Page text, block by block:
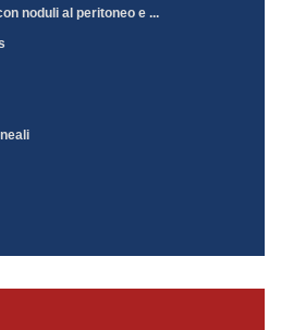
noduli al peritoneo e ...